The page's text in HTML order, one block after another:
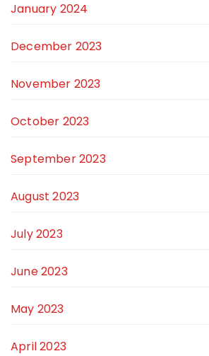
January 2024
December 2023
November 2023
October 2023
September 2023
August 2023
July 2023
June 2023
May 2023
April 2023